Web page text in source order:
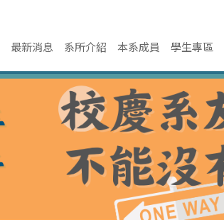
最新消息 系所介紹 本系成員 學生專區